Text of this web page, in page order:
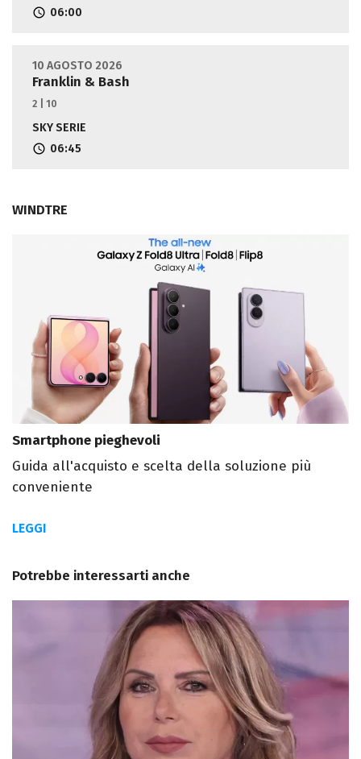
06:00
10 AGOSTO 2026
Franklin & Bash
2 | 10
SKY SERIE
06:45
WINDTRE
Smartphone pieghevoli
Guida all'acquisto e scelta della soluzione più
conveniente
LEGGI
Potrebbe interessarti anche